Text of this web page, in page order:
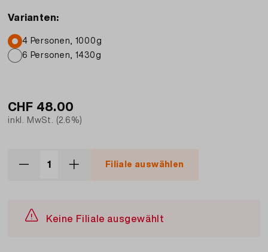
Varianten:
4 Personen, 1000g
6 Personen, 1430g
CHF 48.00
inkl. MwSt. (2.6%)
Filiale auswählen
Keine Filiale ausgewählt